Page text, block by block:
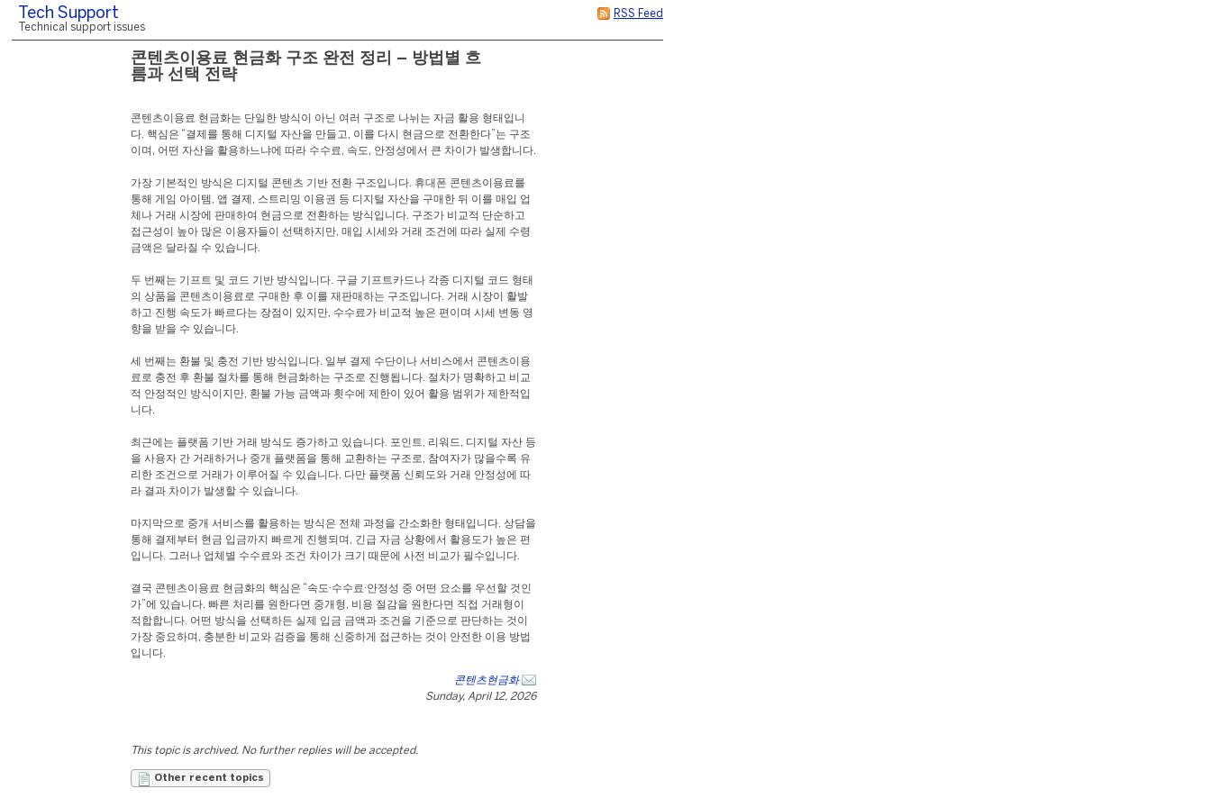
RSS Feed
Tech Support
Technical support issues
콘텐츠이용료 현금화 구조 완전 정리 – 방법별 흐
름과 선택 전략
콘텐츠이용료 현금화는 단일한 방식이 아닌 여러 구조로 나뉘는 자금 활용 형태입니
다. 핵심은 “결제를 통해 디지털 자산을 만들고, 이를 다시 현금으로 전환한다”는 구조
이며, 어떤 자산을 활용하느냐에 따라 수수료, 속도, 안정성에서 큰 차이가 발생합니다.
가장 기본적인 방식은 디지털 콘텐츠 기반 전환 구조입니다. 휴대폰 콘텐츠이용료를
통해 게임 아이템, 앱 결제, 스트리밍 이용권 등 디지털 자산을 구매한 뒤 이를 매입 업
체나 거래 시장에 판매하여 현금으로 전환하는 방식입니다. 구조가 비교적 단순하고
접근성이 높아 많은 이용자들이 선택하지만, 매입 시세와 거래 조건에 따라 실제 수령
금액은 달라질 수 있습니다.
두 번째는 기프트 및 코드 기반 방식입니다. 구글 기프트카드나 각종 디지털 코드 형태
의 상품을 콘텐츠이용료로 구매한 후 이를 재판매하는 구조입니다. 거래 시장이 활발
하고 진행 속도가 빠르다는 장점이 있지만, 수수료가 비교적 높은 편이며 시세 변동 영
향을 받을 수 있습니다.
세 번째는 환불 및 충전 기반 방식입니다. 일부 결제 수단이나 서비스에서 콘텐츠이용
료로 충전 후 환불 절차를 통해 현금화하는 구조로 진행됩니다. 절차가 명확하고 비교
적 안정적인 방식이지만, 환불 가능 금액과 횟수에 제한이 있어 활용 범위가 제한적입
니다.
최근에는 플랫폼 기반 거래 방식도 증가하고 있습니다. 포인트, 리워드, 디지털 자산 등
을 사용자 간 거래하거나 중개 플랫폼을 통해 교환하는 구조로, 참여자가 많을수록 유
리한 조건으로 거래가 이루어질 수 있습니다. 다만 플랫폼 신뢰도와 거래 안정성에 따
라 결과 차이가 발생할 수 있습니다.
마지막으로 중개 서비스를 활용하는 방식은 전체 과정을 간소화한 형태입니다. 상담을
통해 결제부터 현금 입금까지 빠르게 진행되며, 긴급 자금 상황에서 활용도가 높은 편
입니다. 그러나 업체별 수수료와 조건 차이가 크기 때문에 사전 비교가 필수입니다.
결국 콘텐츠이용료 현금화의 핵심은 “속도·수수료·안정성 중 어떤 요소를 우선할 것인
가”에 있습니다. 빠른 처리를 원한다면 중개형, 비용 절감을 원한다면 직접 거래형이
적합합니다. 어떤 방식을 선택하든 실제 입금 금액과 조건을 기준으로 판단하는 것이
가장 중요하며, 충분한 비교와 검증을 통해 신중하게 접근하는 것이 안전한 이용 방법
입니다.
콘텐츠현금화
Sunday, April 12, 2026
This topic is archived. No further replies will be accepted.
Other recent topics